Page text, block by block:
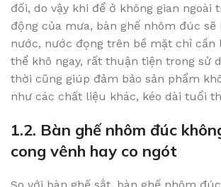
đối, do vậy khi để ở không gian ngoài
động của mưa, bàn ghế nhôm đúc sẽ
nước, nước đọng trên bề mặt chỉ cần
thể khô ngay, rất thuận tiện trong sử
thời cũng giúp đảm bảo sản phẩm
như các chất liệu khác, kéo dài tuổi
1.2. Bàn ghế nhôm đúc
cong vênh hay co ngót
So với bàn ghế sắt, bàn ghế nhôm